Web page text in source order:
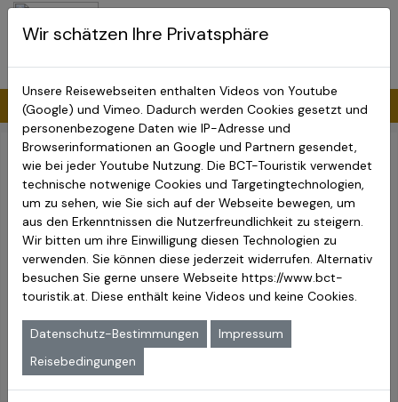
BCT-Touristik
Emirate
Videochat
Bitte füllen Sie die Felder des Formulars aus und geben Sie
sofern schon feststehend die geplanten Reisedaten an. Wir
werden uns dann umgehend bei Ihnen / Euch melden.
Optional können Sie sich auch zurückrufen lassen.
Reisebedingungen
Hinweise zum Datenschutz
Der Videochat wird über einem deutscher Server nach
den Videochat ein Link per E-Mail. Bitte geben Sie auch ihre
Telefonnummer, damit wir Sie bei technischen Problem
hierüber erreichen können.
Wir schätzen Ihre Privatsphäre
Unsere Reisewebseiten enthalten Videos von Youtube
(Google) und Vimeo. Dadurch werden Cookies gesetzt und
personenbezogene Daten wie IP-Adresse und
Browserinformationen an Google und Partnern gesendet,
wie bei jeder Youtube Nutzung. Die BCT-Touristik verwendet
technische notwenige Cookies und Targetingtechnologien,
um zu sehen, wie Sie sich auf der Webseite bewegen, um
aus den Erkenntnissen die Nutzerfreundlichkeit zu steigern.
Wir bitten um ihre Einwilligung diesen Technologien zu
verwenden. Sie können diese jederzeit widerrufen. Alternativ
besuchen Sie gerne unsere Webseite https://www.bct-
touristik.at. Diese enthält keine Videos und keine Cookies.
Datenschutz-Bestimmungen
Impressum
Reisebedingungen